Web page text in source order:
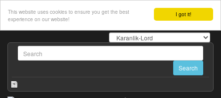
I got it!
This website uses cookies to ensure you get the best
experience on our website!